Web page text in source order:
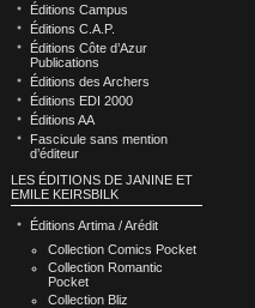
Éditions Campus
Éditions C.A.P.
Éditions Côte d’Azur
Publications
Éditions des Archers
Éditions EDI 2000
Éditions AA
Fascicule sans mention
d’éditeur
LES ÉDITIONS DE JANINE ET
EMILE KEIRSBILK
Éditions Artima / Arédit
Collection Comics Pocket
Collection Romantic
Pocket
Collection Bliz